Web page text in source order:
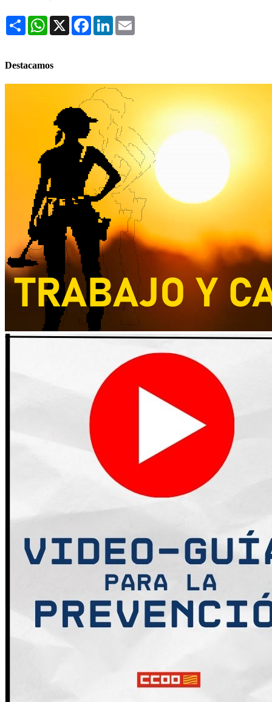
Share WhatsApp
X FacebookLinkedIn
Destacamos